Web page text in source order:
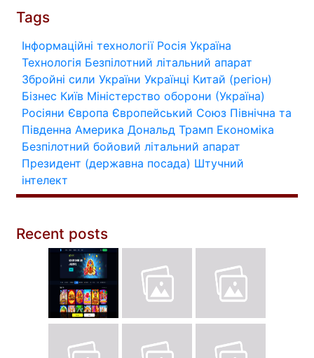
Tags
Інформаційні технології Росія Україна
Технологія Безпілотний літальний апарат
Збройні сили України Українці Китай (регіон)
Бізнес Київ Міністерство оборони (Україна)
Росіяни Європа Європейський Союз Північна та
Південна Америка Дональд Трамп Економіка
Безпілотний бойовий літальний апарат
Президент (державна посада) Штучний
інтелект
Recent posts